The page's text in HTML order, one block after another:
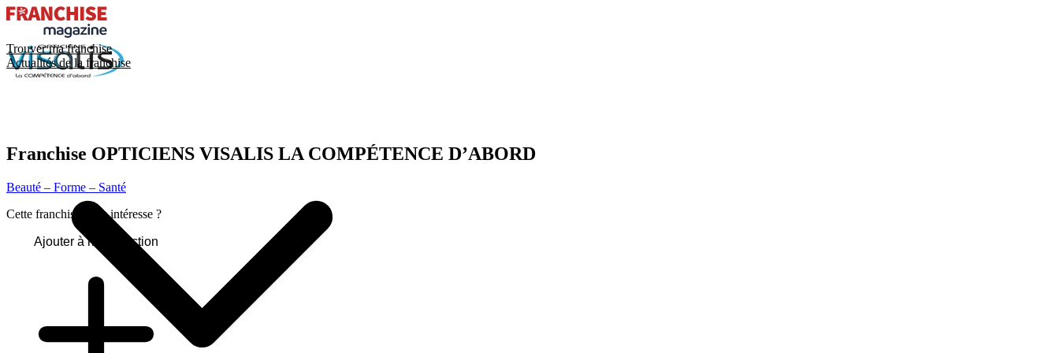
Trouver ma franchise
Actualités de la franchise
Franchise OPTICIENS VISALIS LA COMPÉTENCE D’ABORD
Beauté – Forme – Santé
Cette franchise vous intéresse ?
Ajouter à ma sélection